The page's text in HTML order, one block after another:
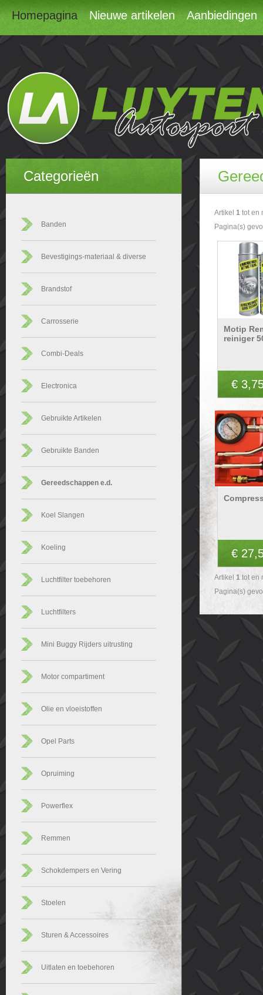
Homepagina Nieuwe artikelen Aanbiedingen
Categorieën
Banden
Bevestigings-materiaal & diverse
Brandstof
Carrosserie
Combi-Deals
Electronica
Gebruikte Artikelen
Gebruikte Banden
Gereedschappen e.d.
Koel Slangen
Koeling
Luchtfilter toebehoren
Luchtfilters
Mini Buggy Rijders uitrusting
Motor compartiment
Olie en vloeistoffen
Opel Parts
Opruiming
Powerflex
Remmen
Schokdempers en Vering
Stoelen
Sturen & Accessoires
Uitlaten en toebehoren
Artikel 1 tot en
Pagina(s)
Motip
reiniger
€
€
Artikel 1 tot en
Pagina(s)